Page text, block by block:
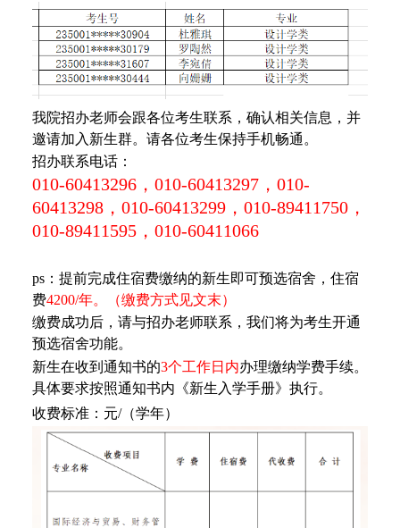
我院招办老师会跟各位考生联系，确认相关信息，并
邀请加入新生群。请各位考生保持手机畅通。
招办联系电话：
010-60413296，010-60413297，010-
60413298，010-60413299，010-89411750，
010-89411595，010-60411066
ps：提前完成住宿费缴纳的新生即可预选宿舍，住宿
费4200/年。（缴费方式见文末）
缴费成功后，请与招办老师联系，我们将为考生开通
预选宿舍功能。
新生在收到通知书的3个工作日内办理缴纳学费手续。
具体要求按照通知书内《新生入学手册》执行。
收费标准：元/（学年）